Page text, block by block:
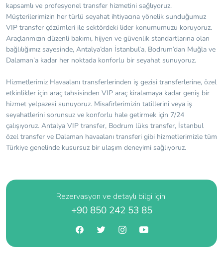
kapsamlı ve profesyonel transfer hizmetini sağlıyoruz.
Müşterilerimizin her türlü seyahat ihtiyacına yönelik sunduğumuz
VIP transfer çözümleri ile sektördeki lider konumumuzu koruyoruz.
Araçlarımızın düzenli bakımı, hijyen ve güvenlik standartlarına olan
bağlılığımız sayesinde, Antalya’dan İstanbul’a, Bodrum’dan Muğla ve
Dalaman’a kadar her noktada konforlu bir seyahat sunuyoruz.
Hizmetlerimiz Havaalanı transferlerinden iş gezisi transferlerine, özel
etkinlikler için araç tahsisinden VIP araç kiralamaya kadar geniş bir
hizmet yelpazesi sunuyoruz. Misafirlerimizin tatillerini veya iş
seyahatlerini sorunsuz ve konforlu hale getirmek için 7/24
çalışıyoruz. Antalya VIP transfer, Bodrum lüks transfer, İstanbul
özel transfer ve Dalaman havaalanı transferi gibi hizmetlerimizle tüm
Türkiye genelinde kusursuz bir ulaşım deneyimi sağlıyoruz.
Rezervasyon ve detaylı bilgi için:
+90 850 242 53 85